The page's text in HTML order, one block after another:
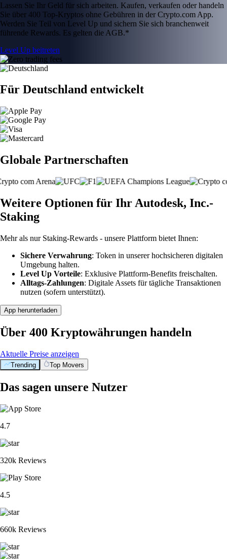
Lassen Sie Ihr Geld für sich arbeiten. Kaufen, verkaufen oder handeln
Sie über 400 Top-Kryptos ohne Gebühren in der Crypto.com App.
Werden Sie Teil von Level Up und sichern Sie sich branchenweit
führende Rewards. Es gelten die AGB.*
Level Up beitreten
Für Deutschland entwickelt
Globale Partnerschaften
Weitere Optionen für Ihr Autodesk, Inc.-
Staking
Mehr als nur Staking-Rewards - unsere Plattform bietet Ihnen:
Sichere Verwahrung: Token in unserer hochsicheren digitalen
Umgebung halten.
Level Up Vorteile: Exklusive Plattform-Benefits freischalten.
Alltags-Zahlungen: Digitale Assets für tägliche Transaktionen
nutzen (sofern unterstützt).
App herunterladen
Über 400 Kryptowährungen handeln
Aktuelle Preise anzeigen
Trending Top Movers
Das sagen unsere Nutzer
4.7
320k Reviews
4.5
660k Reviews